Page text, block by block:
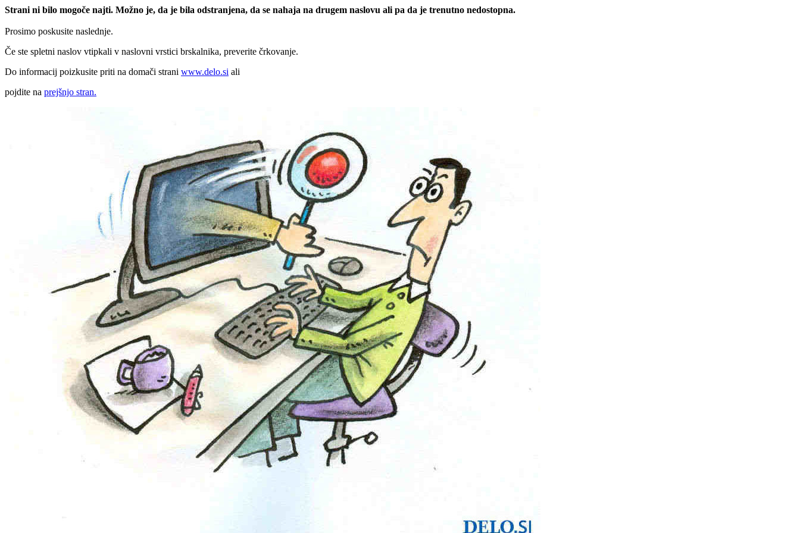
Strani ni bilo mogoče najti. Možno je, da je bila odstranjena, da se nahaja na drugem naslovu ali pa da je trenutno nedostopna.
Prosimo poskusite naslednje.
Če ste spletni naslov vtipkali v naslovni vrstici brskalnika, preverite črkovanje.
Do informacij poizkusite priti na domači strani www.delo.si ali
pojdite na prejšnjo stran.